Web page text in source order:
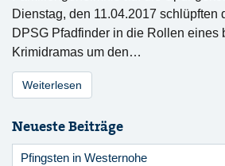
Dienstag, den 11.04.2017 schlüpften
DPSG Pfadfinder in die Rollen eines
Krimidramas um den…
Weiterlesen
Neueste Beiträge
Pfingsten in Westernohe